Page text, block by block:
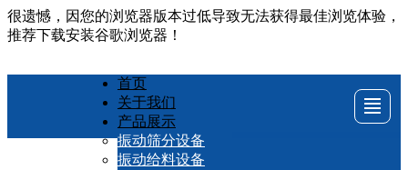
很遗憾，因您的浏览器版本过低导致无法获得最佳浏览体验，
推荐下载安装谷歌浏览器！
首页 关于我们
首页
关于我们
产品展示
振动筛分设备
振动给料设备